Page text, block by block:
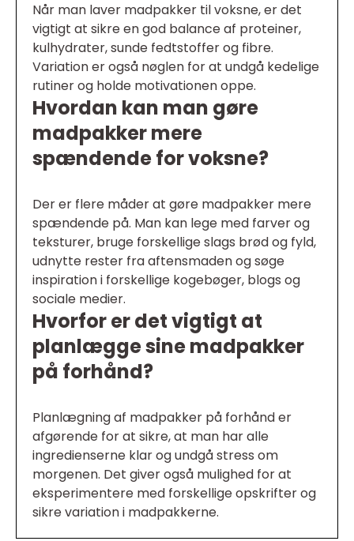
Når man laver madpakker til voksne, er det
vigtigt at sikre en god balance af proteiner,
kulhydrater, sunde fedtstoffer og fibre.
Variation er også nøglen for at undgå kedelige
rutiner og holde motivationen oppe.
Hvordan kan man gøre
madpakker mere
spændende for voksne?
Der er flere måder at gøre madpakker mere
spændende på. Man kan lege med farver og
teksturer, bruge forskellige slags brød og fyld,
udnytte rester fra aftensmaden og søge
inspiration i forskellige kogebøger, blogs og
sociale medier.
Hvorfor er det vigtigt at
planlægge sine madpakker
på forhånd?
Planlægning af madpakker på forhånd er
afgørende for at sikre, at man har alle
ingredienserne klar og undgå stress om
morgenen. Det giver også mulighed for at
eksperimentere med forskellige opskrifter og
sikre variation i madpakkerne.